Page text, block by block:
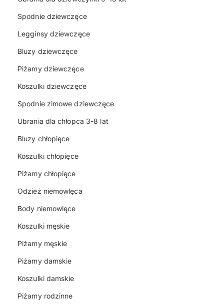
Spodnie dziewczęce
Legginsy dziewczęce
Bluzy dziewczęce
Piżamy dziewczęce
Koszulki dziewczęce
Spodnie zimowe dziewczęce
Ubrania dla chłopca 3-8 lat
Bluzy chłopięce
Koszulki chłopięce
Piżamy chłopięce
Odzież niemowlęca
Body niemowlęce
Koszulki męskie
Piżamy męskie
Piżamy damskie
Koszulki damskie
Piżamy rodzinne